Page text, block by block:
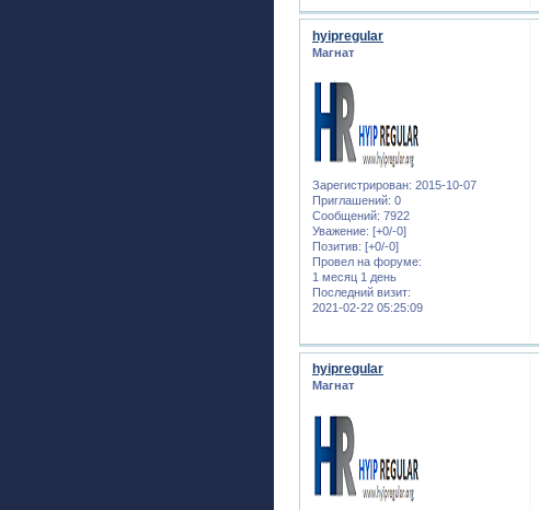
hyipregular
Магнат
Зарегистрирован: 2015-10-07
Приглашений: 0
Сообщений: 7922
Уважение: [+0/-0]
Позитив: [+0/-0]
Провел на форуме:
1 месяц 1 день
Последний визит:
2021-02-22 05:25:09
hyipregular
Магнат